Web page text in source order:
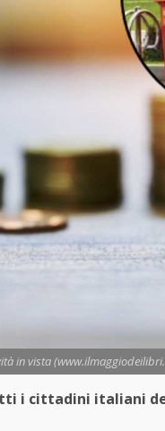
in vista
i cittadini italiani